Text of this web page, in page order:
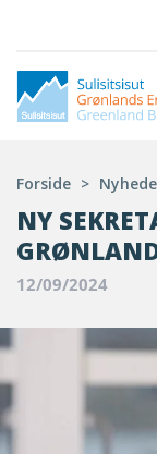
Forside >
NY
12/09/2024